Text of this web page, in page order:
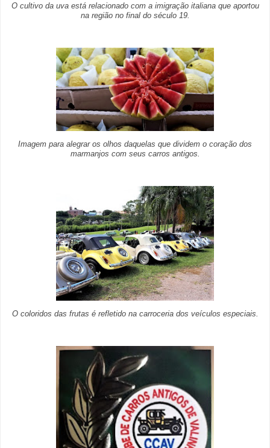
O cultivo da uva está relacionado com a imigração italiana que aportou
na região no final do século 19.
Imagem para alegrar os olhos daquelas que dividem o coração dos
marmanjos com seus carros antigos.
O coloridos das frutas é refletido na carroceria dos veículos especiais.